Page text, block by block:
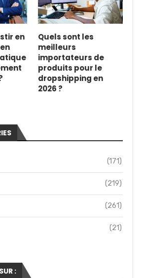
en
Quels sont les
meilleurs
importateurs de
produits pour le
dropshipping en
2026 ?
(171)
(219)
(261)
(21)
: